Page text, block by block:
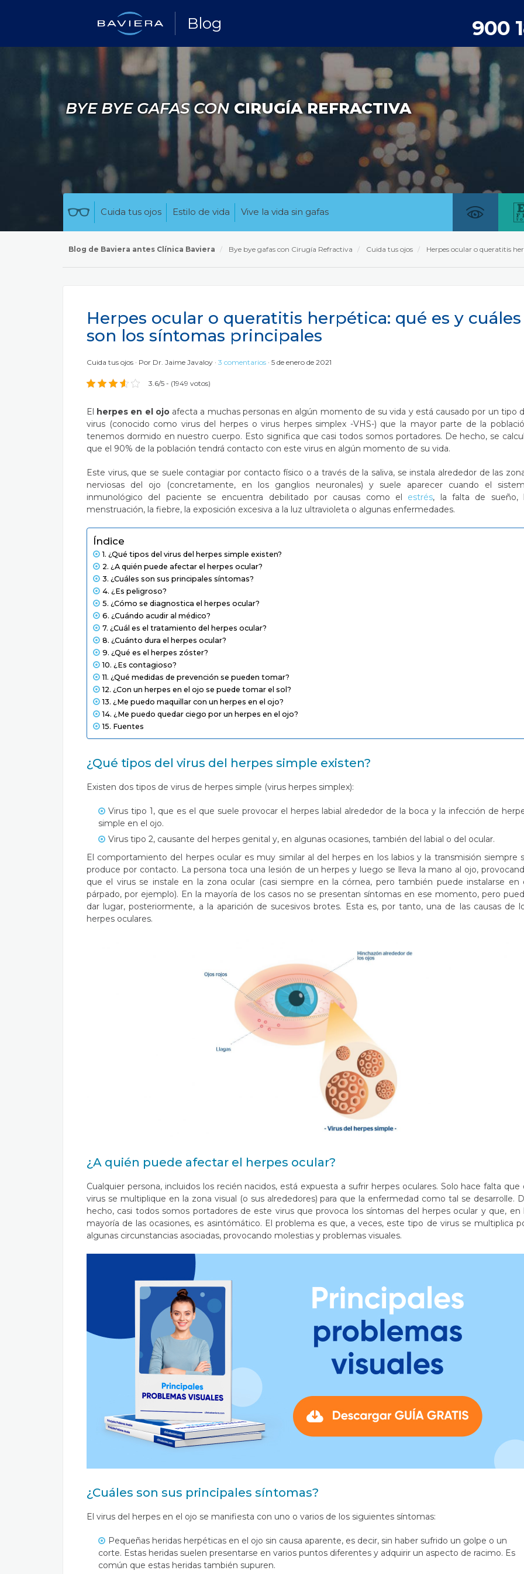
Blog 900
BYE BYE GAFAS CON CIRUGÍA REFRACTIVA
Cuida tus ojos Estilo de vida Vive la vida sin gafas
Blog de Baviera antes Clínica Baviera Bye bye gafas con Cirugía Refractiva Cuida tus ojos Herpes ocular o queratitis
Herpes ocular o queratitis herpética: qué es y cuáles
son los síntomas principales
Cuida tus ojos Por Dr. Jaime Javaloy 3 comentarios 5 de enero de 2021
3.6/5 - (1949 votos)
El herpes en el ojoafecta a muchas personas en algún momento de su vida y está causado por un tipo
virus (conocido como virus del herpes o virus herpes simplex -VHS-) que la mayor parte de la
tenemos dormido en nuestro cuerpo. Esto significa que casi todos somos portadores. De hecho, se
que el 90% de la población tendrá contacto con este virus en algún momento de su vida.
Este virus, que se suele contagiar por contacto físico o a través de la saliva, se instala alrededor de las
nerviosas del ojo (concretamente, en los ganglios neuronales) y suele aparecer cuando el
inmunológico del paciente se encuentra debilitado por causas como el estrés, la falta de sueño,
menstruación, la fiebre, la exposición excesiva a la luz ultravioleta o algunas enfermedades.
Índice
¿Qué tipos del virus del herpes simple existen?
¿A quién puede afectar el herpes ocular?
¿Cuáles son sus principales síntomas?
¿Es peligroso?
¿Cómo se diagnostica el herpes ocular?
¿Cuándo acudir al médico?
¿Cuál es el tratamiento del herpes ocular?
¿Cuánto dura el herpes ocular?
¿Qué es el herpes zóster?
¿Es contagioso?
¿Qué medidas de prevención se pueden tomar?
¿Con un herpes en el ojo se puede tomar el sol?
¿Me puedo maquillar con un herpes en el ojo?
¿Me puedo quedar ciego por un herpes en el ojo?
Fuentes
¿Qué tipos del virus del herpes simple existen?
Existen dos tipos de virus de herpes simple (virus herpes simplex):
Virus tipo 1, que es el que suele provocar el herpes labial alrededor de la boca y la infección de
simple en el ojo.
Virus tipo 2, causante del herpes genital y, en algunas ocasiones, también del labial o del ocular.
El comportamiento del herpes ocular es muy similar al del herpes en los labios y la transmisión siempre
produce por contacto. La persona toca una lesión de un herpes y luego se lleva la mano al ojo,
que el virus se instale en la zona ocular (casi siempre en la córnea, pero también puede instalarse en
párpado, por ejemplo). En la mayoría de los casos no se presentan síntomas en ese momento, pero
dar lugar, posteriormente, a la aparición de sucesivos brotes. Esta es, por tanto, una de las causas de
herpes oculares.
¿A quién puede afectar el herpes ocular?
Cualquier persona, incluidos los recién nacidos, está expuesta a sufrir herpes oculares. Solo hace falta que
virus se multiplique en la zona visual (o sus alrededores) para que la enfermedad como tal se desarrolle.
hecho, casi todos somos portadores de este virus que provoca los síntomas del herpes ocular y que, en
mayoría de las ocasiones, es asintómático. El problema es que, a veces, este tipo de virus se multiplica
algunas circunstancias asociadas, provocando molestias y problemas visuales.
¿Cuáles son sus principales síntomas?
El virus del herpes en el ojo se manifiesta con uno o varios de los siguientes síntomas:
Pequeñas heridas herpéticas en el ojo sin causa aparente, es decir, sin haber sufrido un golpe o un
corte. Estas heridas suelen presentarse en varios puntos diferentes y adquirir un aspecto de racimo. Es
común que estas heridas también supuren.